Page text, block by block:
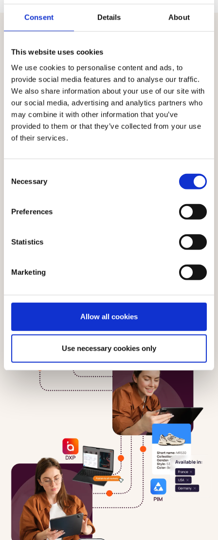
Consent Details About
This website uses cookies
We use cookies to personalise content and ads, to
provide social media features and to analyse our traffic.
We also share information about your use of our site with
our social media, advertising and analytics partners who
may combine it with other information that you’ve
provided to them or that they’ve collected from your use
of their services.
Selection
Necessary
Preferences
Statistics
Marketing
Allow all cookies
Use necessary cookies only
CONNECTEZ DE MANIÈRE TRANSPARENTE LES DONNÉES, LES
PRODUITS, LE CONTENU ET L'ACTIVATION.
Où chaque point de contact
fonctionneen synergie
Avec Ibexa, chaque interaction informe la suivante. Les
informations sur les clients, les données sur les
produits et le contenu circulent entre les différents
cohérent et personnalisé.
Découvrez toutes les solutions